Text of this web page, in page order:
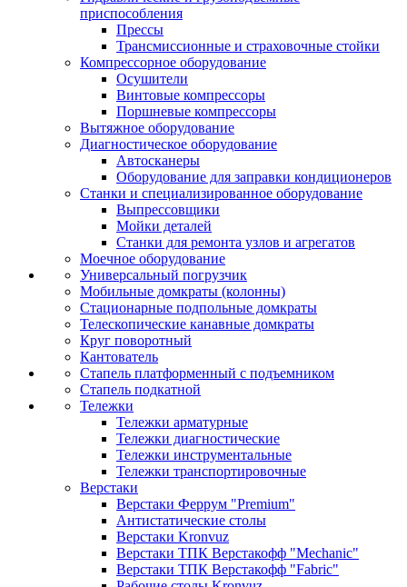
приспособления
Прессы
Трансмиссионные и страховочные стойки
Компрессорное оборудование
Осушители
Винтовые компрессоры
Поршневые компрессоры
Вытяжное оборудование
Диагностическое оборудование
Автосканеры
Оборудование для заправки кондиционеров
Станки и специализированное оборудование
Выпрессовщики
Мойки деталей
Станки для ремонта узлов и агрегатов
Моечное оборудование
Универсальный погрузчик
Мобильные домкраты (колонны)
Стационарные подпольные домкраты
Телескопические канавные домкраты
Круг поворотный
Кантователь
Стапель платформенный с подъемником
Стапель подкатной
Тележки
Тележки арматурные
Тележки диагностические
Тележки инструментальные
Тележки транспортировочные
Верстаки
Верстаки Феррум "Premium"
Антистатические столы
Верстаки Kronvuz
Верстаки ТПК Верстакофф "Mechanic"
Верстаки ТПК Верстакофф "Fabric"